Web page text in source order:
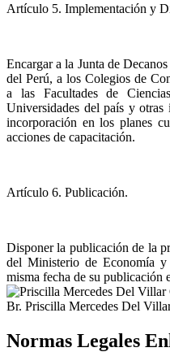
Artículo 5. Implementación y
Encargar a la Junta de
del Perú, a los Colegios de
a las Facultades de
Universidades del país y otras
incorporación en los planes
acciones de capacitación.
Artículo 6. Publicación.
Disponer la publicación de la
del Ministerio de Economía
misma fecha de su
Br. Priscilla Mercedes Del
Normas Legales